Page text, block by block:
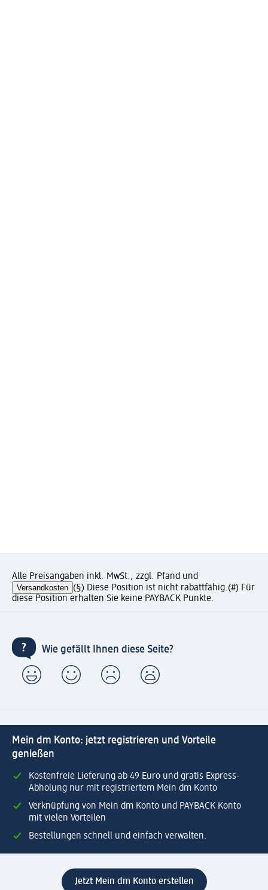
Alle Preisangaben inkl. MwSt., zzgl. Pfand und
Versandkosten (§) Diese Position ist nicht rabattfähig.(#) Für
diese Position erhalten Sie keine PAYBACK Punkte.
Wie gefällt Ihnen diese Seite?
Mein dm Konto: jetzt registrieren und Vorteile
genießen
Kostenfreie Lieferung ab 49 Euro und gratis Express-
Abholung nur mit registriertem Mein dm Konto
Verknüpfung von Mein dm Konto und PAYBACK Konto
mit vielen Vorteilen
Bestellungen schnell und einfach verwalten.
Jetzt Mein dm Konto erstellen